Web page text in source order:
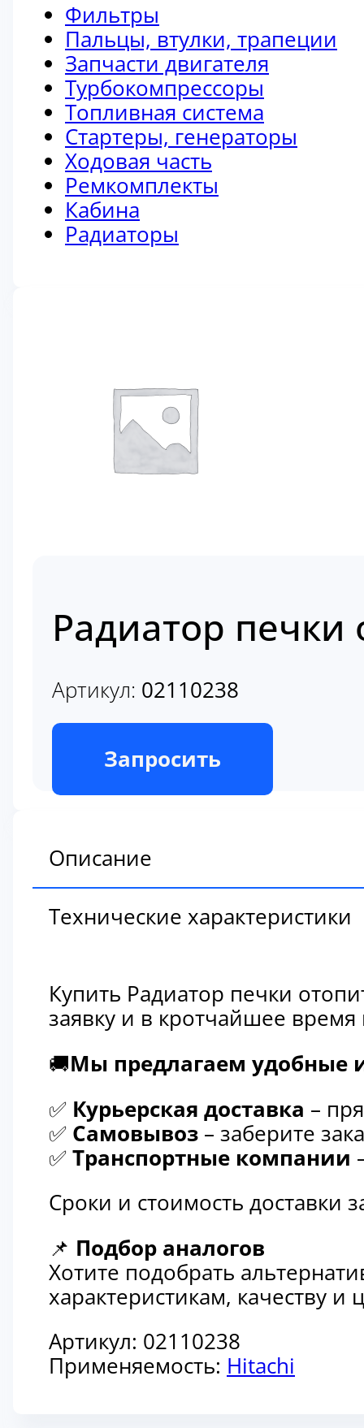
Фильтры
Пальцы, втулки, трапеции
Запчасти двигателя
Турбокомпрессоры
Топливная система
Стартеры, генераторы
Ходовая часть
Ремкомплекты
Кабина
Радиаторы
Радиатор печки
Артикул: 02110238
В наличии
Запросить
Описание
Технические характеристики
Купить Радиатор печки
заявку и в кротчайшее
🚚Мы предлагаем удобные
✅ Курьерская доставка –
✅ Самовывоз – заберите
✅ Транспортные компании
Сроки и стоимость доставки
📌 Подбор аналогов
Хотите подобрать
характеристикам, качеству
Артикул: 02110238
Применяемость: Hitachi